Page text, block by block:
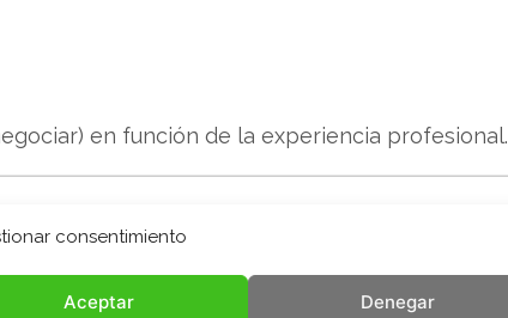
consentimiento
Aceptar Denegar
en función de la experiencia profesional.